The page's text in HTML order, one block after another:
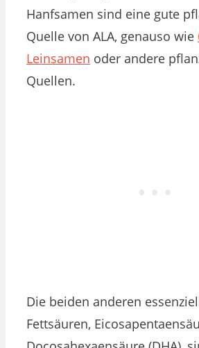
Hanfsamen sind eine gute
Quelle von ALA, genauso wie
Leinsamen oder andere
Quellen.
Die beiden anderen
Fettsäuren,